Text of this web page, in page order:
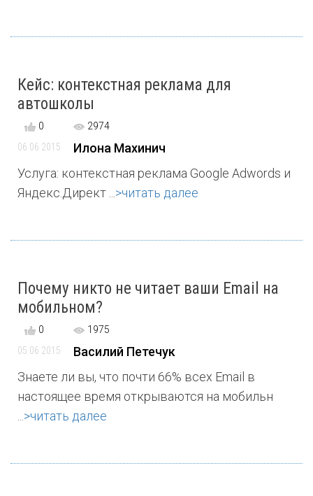
Кейс: контекстная реклама для
автошколы
0
2974
06 06 2015
Илона Махинич
Услуга: контекстная реклама Google Adwords и
Яндекс.Директ ... >читать далее
Почему никто не читает ваши Email на
мобильном?
0
1975
05 06 2015
Василий Петечук
Знаете ли вы, что почти 66% всех Email в
настоящее время открываются на мобильн
>читать далее